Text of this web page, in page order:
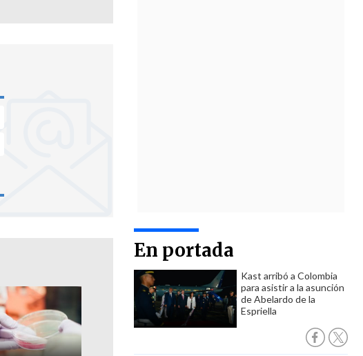
En portada
Kast arribó a Colombia
para asistir a la asunción
de Abelardo de la
Espriella